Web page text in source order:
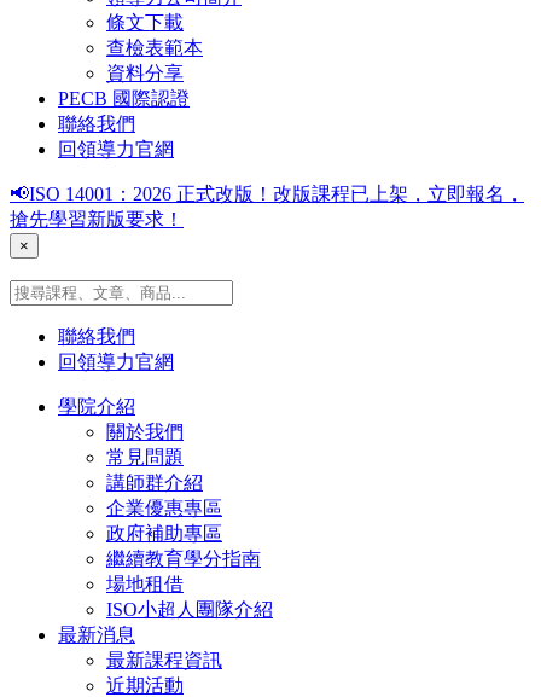
條文下載
查檢表範本
資料分享
PECB 國際認證
聯絡我們
回領導力官網
📢ISO 14001：2026 正式改版！改版課程已上架，立即報名，
搶先學習新版要求！
×
聯絡我們
回領導力官網
學院介紹
關於我們
常見問題
講師群介紹
企業優惠專區
政府補助專區
繼續教育學分指南
場地租借
ISO小超人團隊介紹
最新消息
最新課程資訊
近期活動